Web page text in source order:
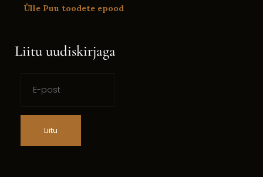
Ülle Puu toodete epood
Liitu uudiskirjaga
Liitu